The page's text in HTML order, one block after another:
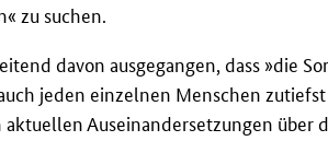
zu suchen.
davon ausgegangen, dass »die
jeden einzelnen Menschen
Auseinandersetzungen über